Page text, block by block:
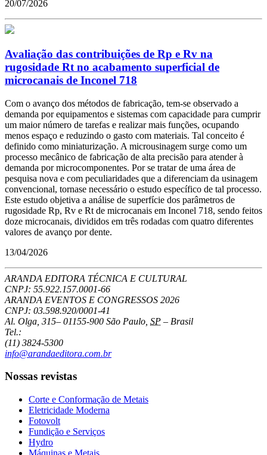
20/07/2026
Avaliação das contribuições de Rp e Rv na
rugosidade Rt no acabamento superficial de
microcanais de Inconel 718
Com o avanço dos métodos de fabricação, tem-se observado a
demanda por equipamentos e sistemas com capacidade para cumprir
um maior número de tarefas e realizar mais funções, ocupando
menos espaço e reduzindo o gasto com materiais. Tal conceito é
definido como miniaturização. A microusinagem surge como um
processo mecânico de fabricação de alta precisão para atender à
demanda por microcomponentes. Por se tratar de uma área de
pesquisa nova e com peculiaridades que a diferenciam da usinagem
convencional, tornase necessário o estudo específico de tal processo.
Este estudo objetiva a análise de superfície dos parâmetros de
rugosidade Rp, Rv e Rt de microcanais em Inconel 718, sendo feitos
doze microcanais, divididos em três rodadas com quatro diferentes
valores de avanço por dente.
13/04/2026
ARANDA EDITORA TÉCNICA E CULTURAL
CNPJ: 55.922.157.0001-66
ARANDA EVENTOS E CONGRESSOS 2026
CNPJ: 03.598.920/0001-41
Al. Olga, 315– 01155-900 São Paulo SP – Brasil
Tel.:
(11) 3824-5300
info@arandaeditora.com.br
Nossas revistas
Corte e Conformação de Metais
Eletricidade Moderna
Fotovolt
Fundição e Serviços
Hydro